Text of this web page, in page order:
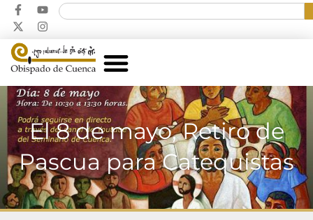
El 8 de mayo, Retiro de
Pascua para Catequistas